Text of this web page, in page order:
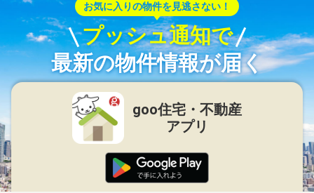
お気に入りの物件を見逃さない！
プッシュ通知で
最新の物件情報が届く
goo住宅・不動産
アプリ